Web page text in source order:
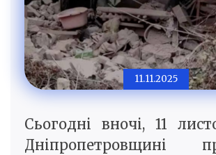
11.11.2025
Сьогодні вночі, 11
Дніпропетровщині